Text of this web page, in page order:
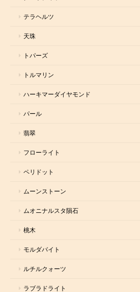
テラヘルツ
天珠
トパーズ
トルマリン
ハーキマーダイヤモンド
パール
翡翠
フローライト
ペリドット
ムーンストーン
ムオニナルスタ隕石
桃木
モルダバイト
ルチルクォーツ
ラブラドライト